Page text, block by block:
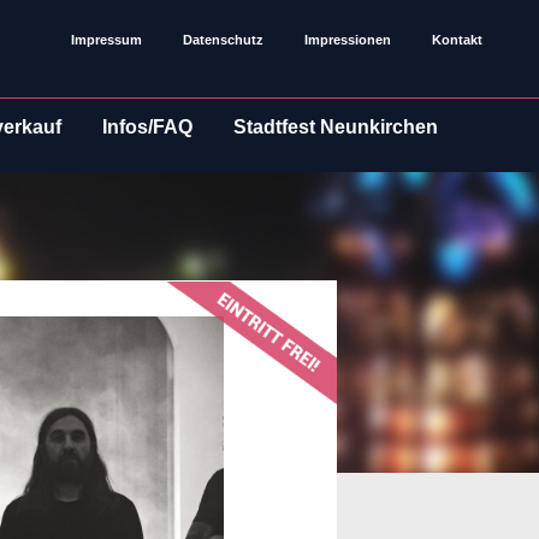
Impressum Datenschutz Impressionen Kontakt
Infos/FAQ Stadtfest Neunkirchen